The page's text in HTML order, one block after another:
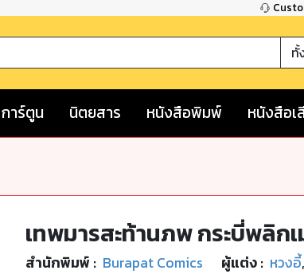
ทั้
การ์ตูน นิตยสาร หนังสือพิมพ์ หนังสือเ
เทพมารสะท้านภพ กระบี่พลิกเ
สำนักพิมพ์ : Burapat Comics ผู้แต่ง : หวงอี้,